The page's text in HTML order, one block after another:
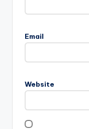
Email
Website